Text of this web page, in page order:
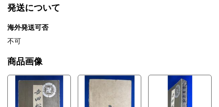
発送について
海外発送可否
不可
商品画像